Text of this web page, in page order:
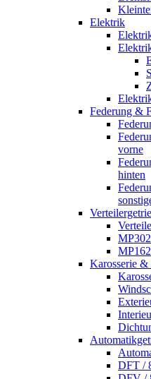
Elektrik
Federung &
vorne
hinten
Karosserie &
DFT /